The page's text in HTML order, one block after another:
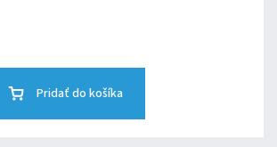
Pridať do košíka